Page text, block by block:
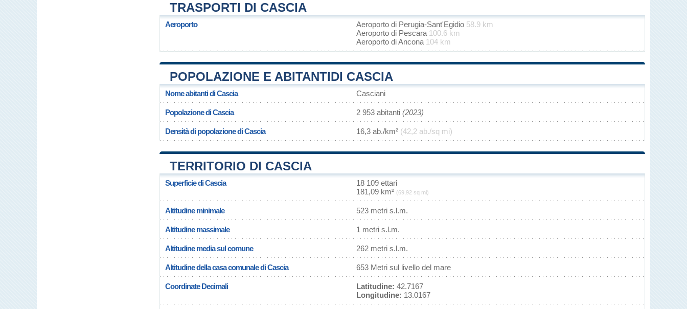
TRASPORTI DI CASCIA
Aeroporto Aeroporto di Perugia-Sant'Egidio 58.9 km
Aeroporto di Pescara 100.6 km
Aeroporto di Ancona 104 km
POPOLAZIONE E ABITANTIDI CASCIA
Nome abitanti di Cascia Casciani
Popolazione di Cascia 2 953 abitanti (2023)
Densità di popolazione di Cascia 16,3 ab./km² (42,2 ab./sq mi)
TERRITORIO DI CASCIA
Superficie di Cascia
18 109 ettari
181,09 km² (69,92 sq mi)
Altitudine minimale 523 metri s.l.m.
Altitudine massimale 1 metri s.l.m.
Altitudine media sul comune 262 metri s.l.m.
Altitudine della casa comunale di Cascia 653 Metri sul livello del mare
Coordinate Decimali Latitudine: 42.7167
Longitudine: 13.0167